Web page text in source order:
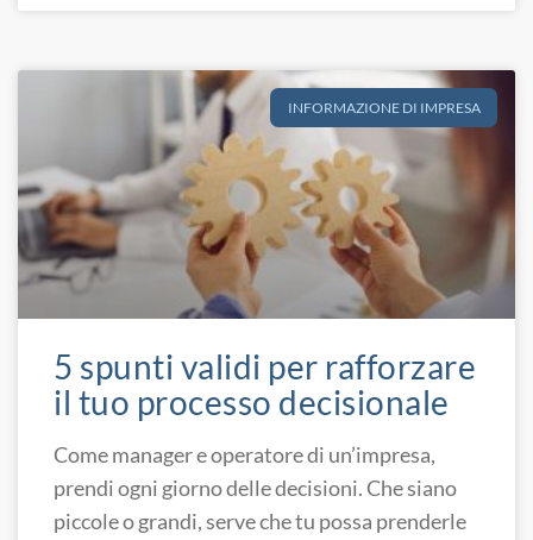
INFORMAZIONE DI IMPRESA
5 spunti validi per rafforzare
il tuo processo decisionale
Come manager e operatore di un’impresa,
prendi ogni giorno delle decisioni. Che siano
piccole o grandi, serve che tu possa prenderle